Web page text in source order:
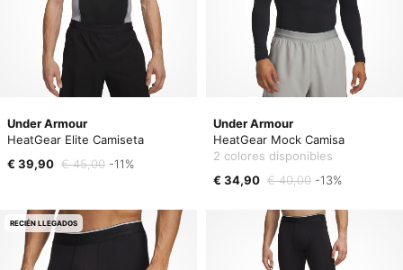
Under Armour
HeatGear Elite Camiseta
€ 39,90 € 45,00 -11%
Under Armour
HeatGear Mock Camisa
2 colores disponibles
€ 34,90 € 40,00 -13%
RECIÉN LLEGADOS